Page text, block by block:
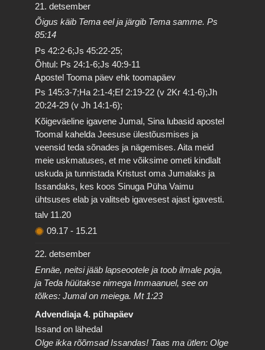
21. detsember
Õigus käib Tema eel ja järgib Tema samme. Ps
85:14
Ps 42:2-6;Js 45:22-25;
Õhtul: Ps 24:1-6;Js 40:9-11
Apostel Tooma päev ehk toomapäev
Ps 145:3-7;Ha 2:1-4;Ef 2:19-22 (v 2Kr 4:1-6);Jh
20:24-29 (v Jh 14:1-6);
Kõigeväeline igavene Jumal, Sina lubasid apostel
Toomal kahelda Jeesuse ülestõusmises ja
veensid teda sõnades ja nägemises. Aita meid
meie uskmatuses, et me võiksime ometi kindlalt
uskuda ja tunnistada Kristust oma Jumalaks ja
Issandaks, kes koos Sinuga Püha Vaimu
ühtsuses elab ja valitseb igavesest ajast igavesti.
talv 11.20
09.17 - 15.21
22. detsember
Ennäe, neitsi jääb lapseootele ja toob ilmale poja,
ja Teda hüütakse nimega Immaanuel, see on
tõlkes: Jumal on meiega. Mt 1:23
Advendiaja 4. pühapäev
Issand on lähedal
Olge ikka rõõmsad Issandas! Taas ma ütlen: Olge